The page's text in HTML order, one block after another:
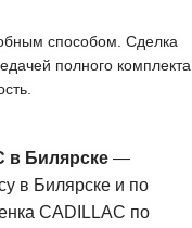
способом. Сделка
полного комплекта
в Билярске—
в Билярске и по
CADILLAC по